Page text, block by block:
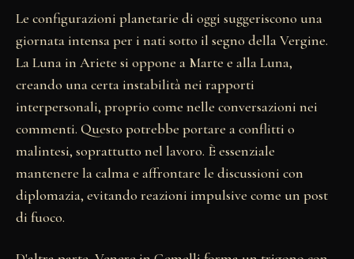
Le configurazioni planetarie di oggi suggeriscono una
giornata intensa per i nati sotto il segno della Vergine.
La Luna in Ariete si oppone a Marte e alla Luna,
creando una certa instabilità nei rapporti
interpersonali, proprio come nelle conversazioni nei
commenti. Questo potrebbe portare a conflitti o
malintesi, soprattutto nel lavoro. È essenziale
mantenere la calma e affrontare le discussioni con
diplomazia, evitando reazioni impulsive come un post
di fuoco.